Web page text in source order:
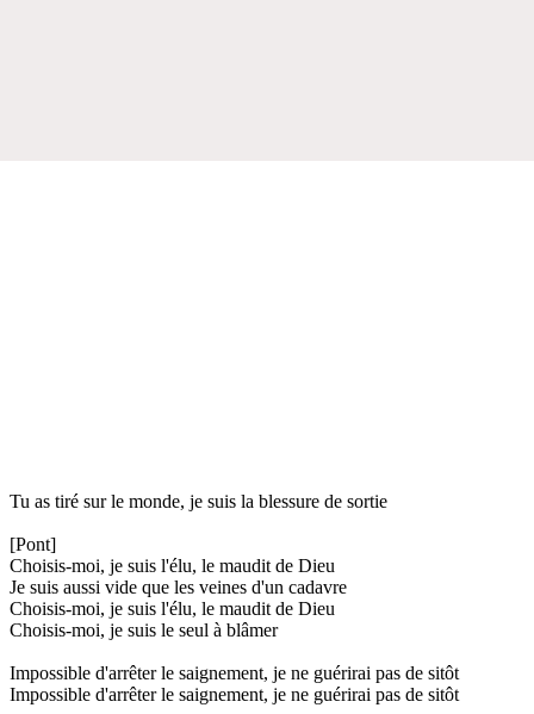
Tu as tiré sur le monde, je suis la blessure de sortie
[Pont]
Choisis-moi, je suis l'élu, le maudit de Dieu
Je suis aussi vide que les veines d'un cadavre
Choisis-moi, je suis l'élu, le maudit de Dieu
Choisis-moi, je suis le seul à blâmer
Impossible d'arrêter le saignement, je ne guérirai pas de sitôt
Impossible d'arrêter le saignement, je ne guérirai pas de sitôt